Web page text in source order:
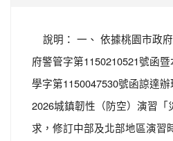
說明： 一、 依據桃園市政
府警管字第1150210521號函
學字第1150047530號函諒達
2026城鎮韌性（防空）演習「
求，修訂中部及北部地區演習